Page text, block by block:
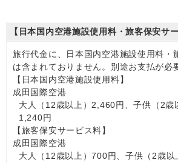
【日本国内空港施設使用料・旅客保安サ
旅行代金に、日本国内空港施設使用料・
は含まれておりません。別途お支払が必
【日本国内空港施設使用料】
成田国際空港
大人（12歳以上）2,460円、子供（2歳
1,240円
【旅客保安サービス料】
成田国際空港
大人（12歳以上）700円、子供（2歳